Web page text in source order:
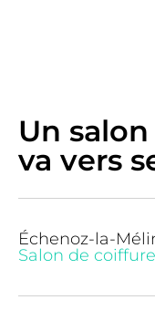
Un
va vers
Échenoz-la-
Salon de